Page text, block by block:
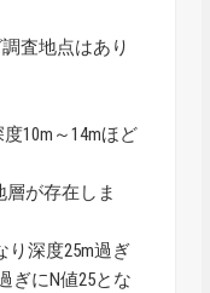
査地点はあり
10m～14mほど
層が存在しま
り深度25m過ぎ
ぎにN値25とな